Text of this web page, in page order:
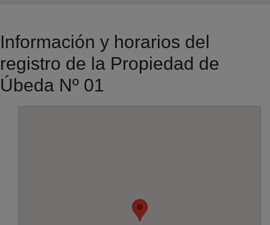
Información y horarios del
registro de la Propiedad de
Úbeda Nº 01